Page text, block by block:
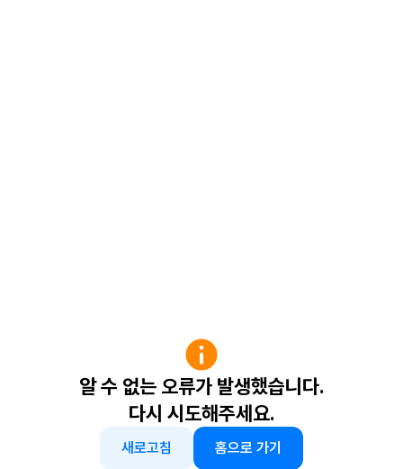
알 수 없는 오류가 발생했습니다.
다시 시도해주세요.
새로고침 홈으로 가기